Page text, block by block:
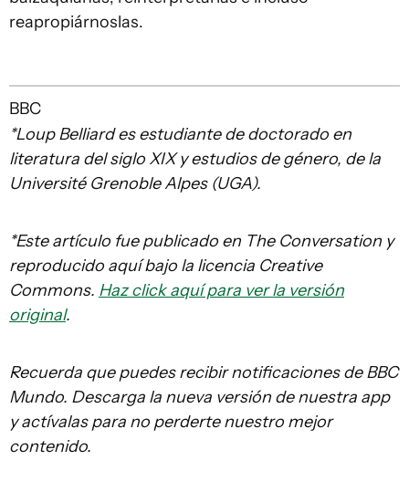
reapropiárnoslas.
BBC
*Loup Belliard es estudiante de doctorado en
literatura del siglo XIX y estudios de género, de la
Université Grenoble Alpes (UGA).
*Este artículo fue publicado en The Conversation y
reproducido aquí bajo la licencia Creative
Commons. Haz click aquí para ver la versión
original.
Recuerda que puedes recibir notificaciones de BBC
Mundo. Descarga la nueva versión de nuestra app
y actívalas para no perderte nuestro mejor
contenido.